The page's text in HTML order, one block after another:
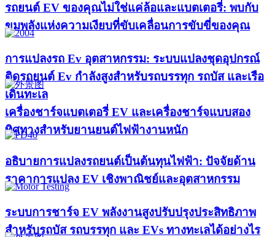
รถยนต์ EV ของคุณไม่ใช่แค่ล้อและแบตเตอรี่: พบกับ
ขุมพลังแห่งความเงียบที่ขับเคลื่อนการขับขี่ของคุณ
การแปลงรถ Ev อุตสาหกรรม: ระบบแปลงชุดอุปกรณ์
ติดรถยนต์ Ev กำลังสูงสำหรับรถบรรทุก รถบัส และเรือ
เดินทะเล
เครื่องชาร์จแบตเตอรี่ EV และเครื่องชาร์จแบบสอง
ทิศทางสำหรับยานยนต์ไฟฟ้างานหนัก
อธิบายการแปลงรถยนต์เป็นต้นทุนไฟฟ้า: ปัจจัยด้าน
ราคาการแปลง EV เชิงพาณิชย์และอุตสาหกรรม
ระบบการชาร์จ EV พลังงานสูงปรับปรุงประสิทธิภาพ
สำหรับรถบัส รถบรรทุก และ EVs ทางทะเลได้อย่างไร